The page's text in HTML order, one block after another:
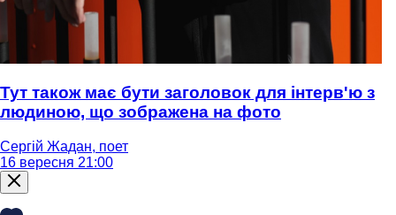
Тут також має бути заголовок для інтерв'ю з
людиною, що зображена на фото
Сергій Жадан, поет
16 вересня 21:00